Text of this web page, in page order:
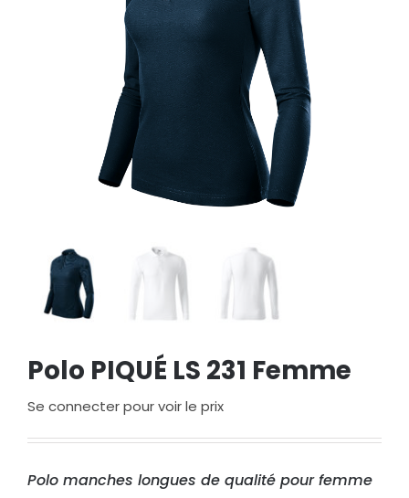
Polo PIQUÉ LS 231 Femme
Se connecter pour voir le prix
Polo manches longues de qualité pour femme